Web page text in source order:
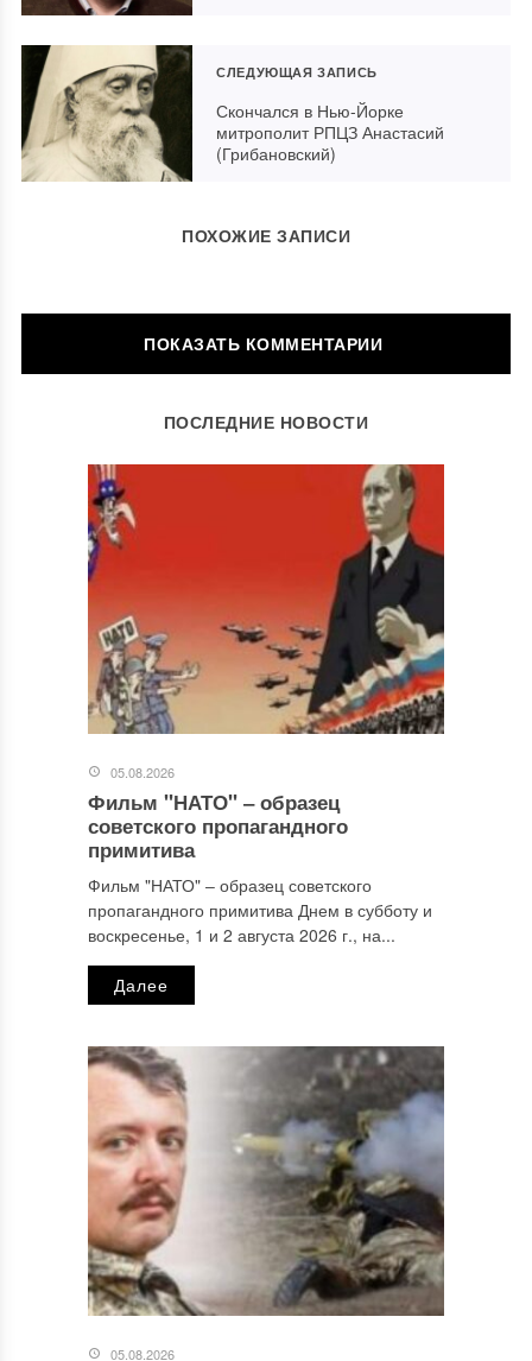
СЛЕДУЮЩАЯ ЗАПИСЬ
Скончался в Нью-Йорке
митрополит РПЦЗ Анастасий
(Грибановский)
ПОХОЖИЕ ЗАПИСИ
ОСТАВИТЬ КОММЕНТАРИЙ
Ваш адрес email не будет опубликован. Обязательные поля
Комментарий*
Этот сайт использует Akismet для борьбы со спамом.
Узнайте, как обрабатываются ваши данные комментариев
персональных данных.
ПОСЛЕДНИЕ НОВОСТИ
05.08.2026
Фильм "НАТО" ‒ образец
советского пропагандного
примитива
Фильм "НАТО" ‒ образец советского
пропагандного примитива Днем в субботу и
воскресенье, 1 и 2 августа 2026 г., на...
Далее
05.08.2026